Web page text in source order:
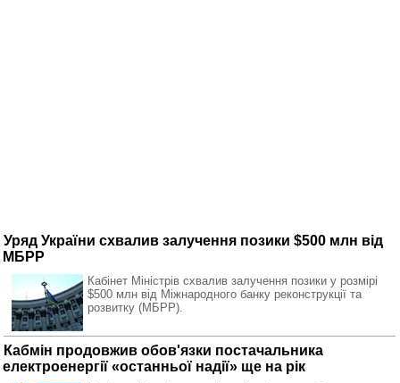
Уряд України схвалив залучення позики $500 млн від
МБРР
Кабінет Міністрів схвалив залучення позики у розмірі
$500 млн від Міжнародного банку реконструкції та
розвитку (МБРР).
Кабмін продовжив обов'язки постачальника
електроенергії «останньої надії» ще на рік